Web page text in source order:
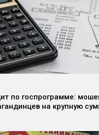
по госпрограмме:
на крупную